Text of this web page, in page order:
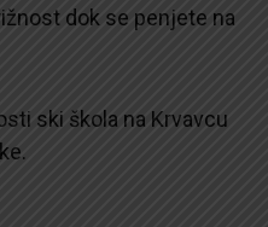
dok se penjete na
ski škola na Krvavcu